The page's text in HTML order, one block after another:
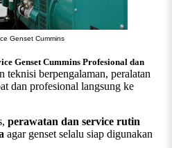
Genset Cummins
Genset Cummins Profesional dan
teknisi berpengalaman, peralatan
dan profesional langsung ke
, perawatan dan service rutin
agar genset selalu siap digunakan